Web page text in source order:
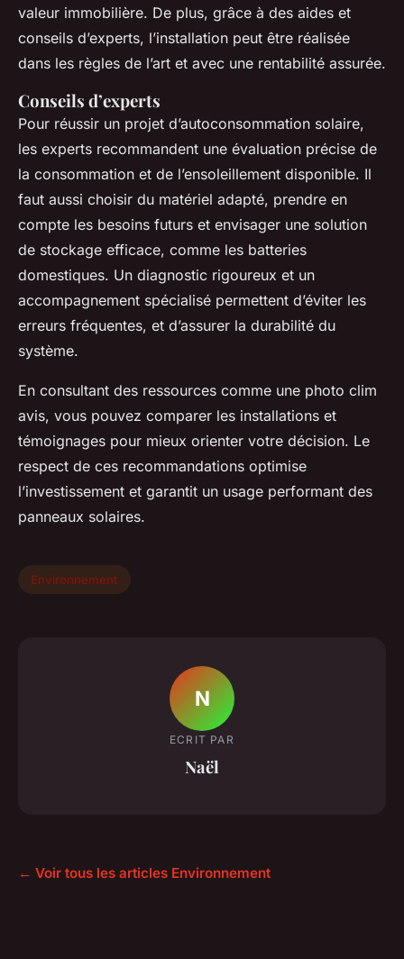
valeur immobilière. De plus, grâce à des aides et
conseils d’experts, l’installation peut être réalisée
dans les règles de l’art et avec une rentabilité assurée.
Conseils d’experts
Pour réussir un projet d’autoconsommation solaire,
les experts recommandent une évaluation précise de
la consommation et de l’ensoleillement disponible. Il
faut aussi choisir du matériel adapté, prendre en
compte les besoins futurs et envisager une solution
de stockage efficace, comme les batteries
domestiques. Un diagnostic rigoureux et un
accompagnement spécialisé permettent d’éviter les
erreurs fréquentes, et d’assurer la durabilité du
système.
En consultant des ressources comme une photo clim
avis, vous pouvez comparer les installations et
témoignages pour mieux orienter votre décision. Le
respect de ces recommandations optimise
l’investissement et garantit un usage performant des
panneaux solaires.
Environnement
N
ECRIT PAR
Naël
← Voir tous les articles Environnement